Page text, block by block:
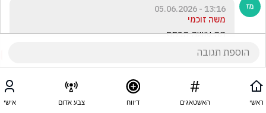
13:16 - 05.06.2026
משה זוכמי
מה עושה הכסף
ראשי האשטאגים דיווח צבע אדום אישי